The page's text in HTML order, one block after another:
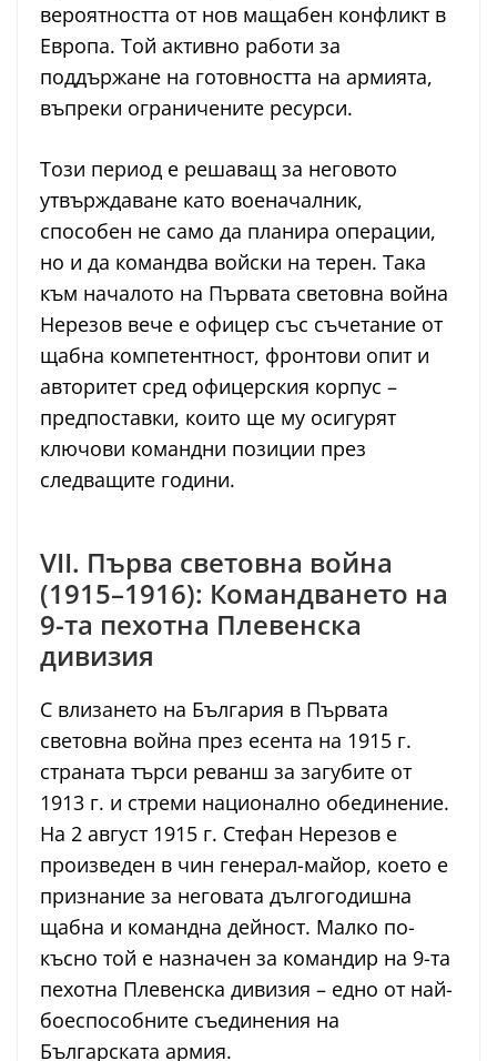
вероятността от нов мащабен конфликт в
Европа. Той активно работи за
поддържане на готовността на армията,
въпреки ограничените ресурси.
Този период е решаващ за неговото
утвърждаване като военачалник,
способен не само да планира операции,
но и да командва войски на терен. Така
към началото на Първата световна война
Нерезов вече е офицер със съчетание от
щабна компетентност, фронтови опит и
авторитет сред офицерския корпус –
предпоставки, които ще му осигурят
ключови командни позиции през
следващите години.
VII. Първа световна война
(1915–1916): Командването на
9-та пехотна Плевенска
дивизия
С влизането на България в Първата
световна война през есента на 1915 г.
страната търси реванш за загубите от
1913 г. и стреми национално обединение.
На 2 август 1915 г. Стефан Нерезов е
произведен в чин генерал-майор, което е
признание за неговата дългогодишна
щабна и командна дейност. Малко по-
късно той е назначен за командир на 9-та
пехотна Плевенска дивизия – едно от най-
боеспособните съединения на
Българската армия.